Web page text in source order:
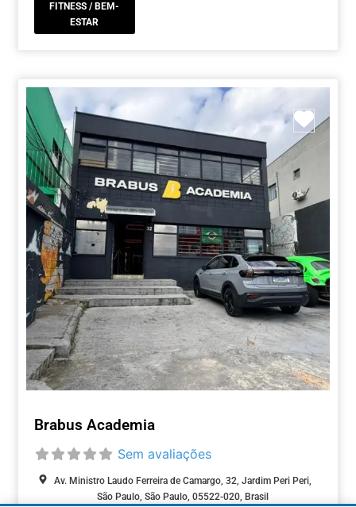
FITNESS / BEM-
ESTAR
Brabus Academia
Sem avaliações
Av. Ministro Laudo Ferreira de Camargo, 32, Jardim Peri Peri,
São Paulo, São Paulo, 05522-020, Brasil